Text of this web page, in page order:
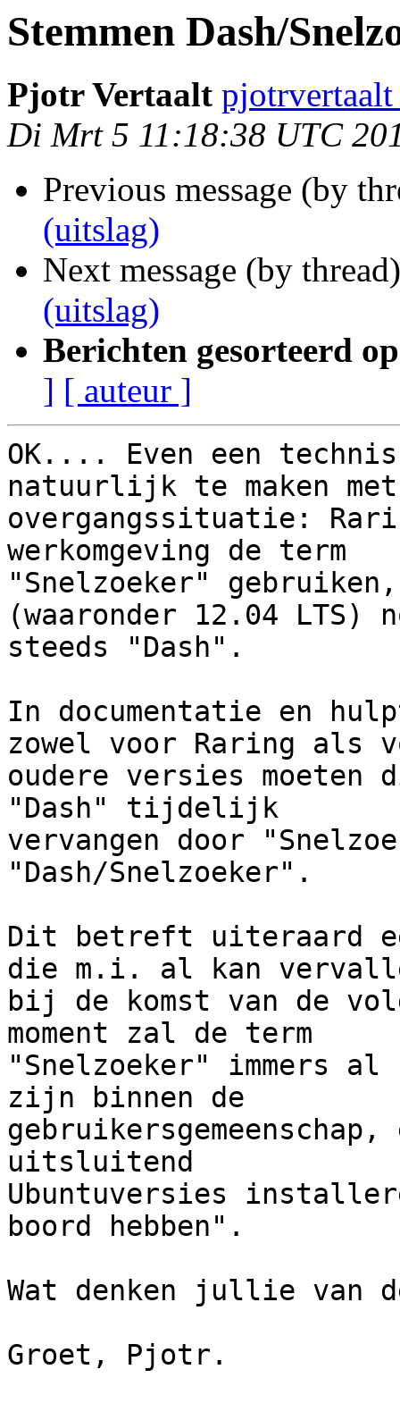
Stemmen Dash/
Pjotr Vertaalt
Di Mrt 5 11:18:38 UTC
Previous message (by
(uitslag)
Next message (by
(uitslag)
Berichten gesorteerd
] [ auteur ]
OK.... Even een
natuurlijk te maken
overgangssituatie:
werkomgeving de term
"Snelzoeker"
(waaronder 12.04 LTS)
steeds "Dash".
In documentatie en
zowel voor Raring als
oudere versies
"Dash" tijdelijk
vervangen door
"Dash/Snelzoeker".
Dit betreft uiteraard
die m.i. al kan
bij de komst van de
moment zal de term
"Snelzoeker" immers al
zijn binnen de
uitsluitend
Ubuntuversies
boord hebben".
Wat denken jullie van
Groet, Pjotr.